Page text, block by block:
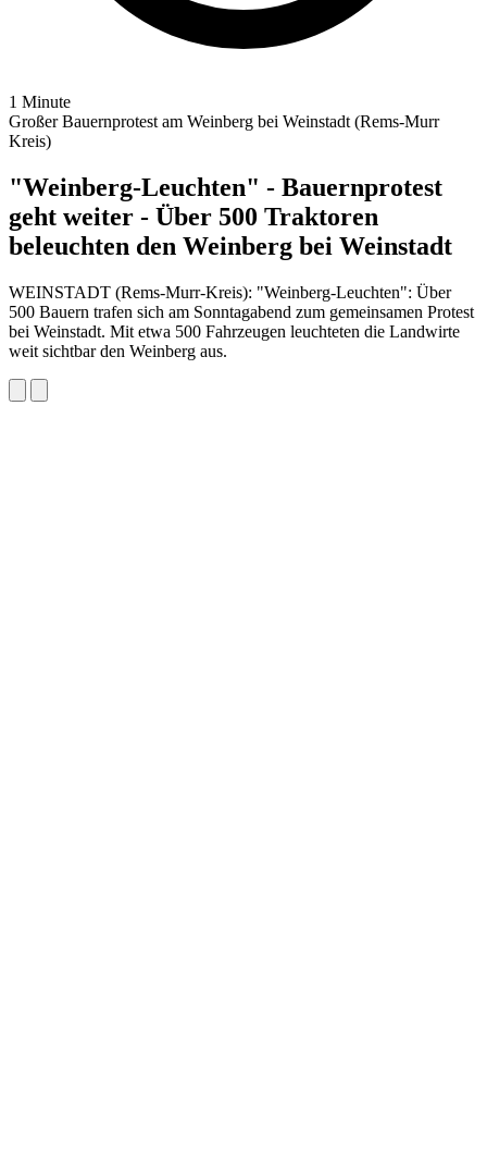
1 Minute
Großer Bauernprotest am Weinberg bei Weinstadt (Rems-Murr
Kreis)
"Weinberg-Leuchten" - Bauernprotest
geht weiter - Über 500 Traktoren
beleuchten den Weinberg bei Weinstadt
WEINSTADT (Rems-Murr-Kreis): "Weinberg-Leuchten": Über
500 Bauern trafen sich am Sonntagabend zum gemeinsamen Protest
bei Weinstadt. Mit etwa 500 Fahrzeugen leuchteten die Landwirte
weit sichtbar den Weinberg aus.